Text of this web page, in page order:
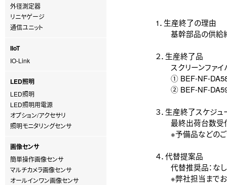
外径測定器
リニヤゲージ
通信ユニット
IIoT
IO-Link
LED照明
LED照明
LED照明用電源
オプション/アクセサリ
照明モニタリングセンサ
画像センサ
簡単操作画像センサ
マルチカメラ画像センサ
オールインワン画像センサ
1．生産終了の理由
基幹部品の供給終
２．生産終了品
スクリーンファイ
① BEF-NF-
② BEF-NF-
３．生産終了スケジュ
最終出荷台数受
※予備品などのご注
４．代替提案品
代替推奨品：なし
※弊社担当までお